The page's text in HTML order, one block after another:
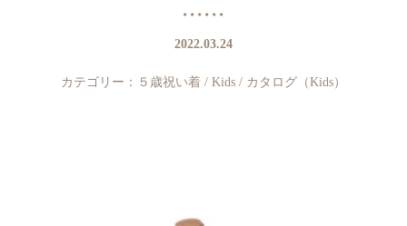
2022.03.24
カテゴリー： ５歳祝い着 / Kids / カタログ（Kids）